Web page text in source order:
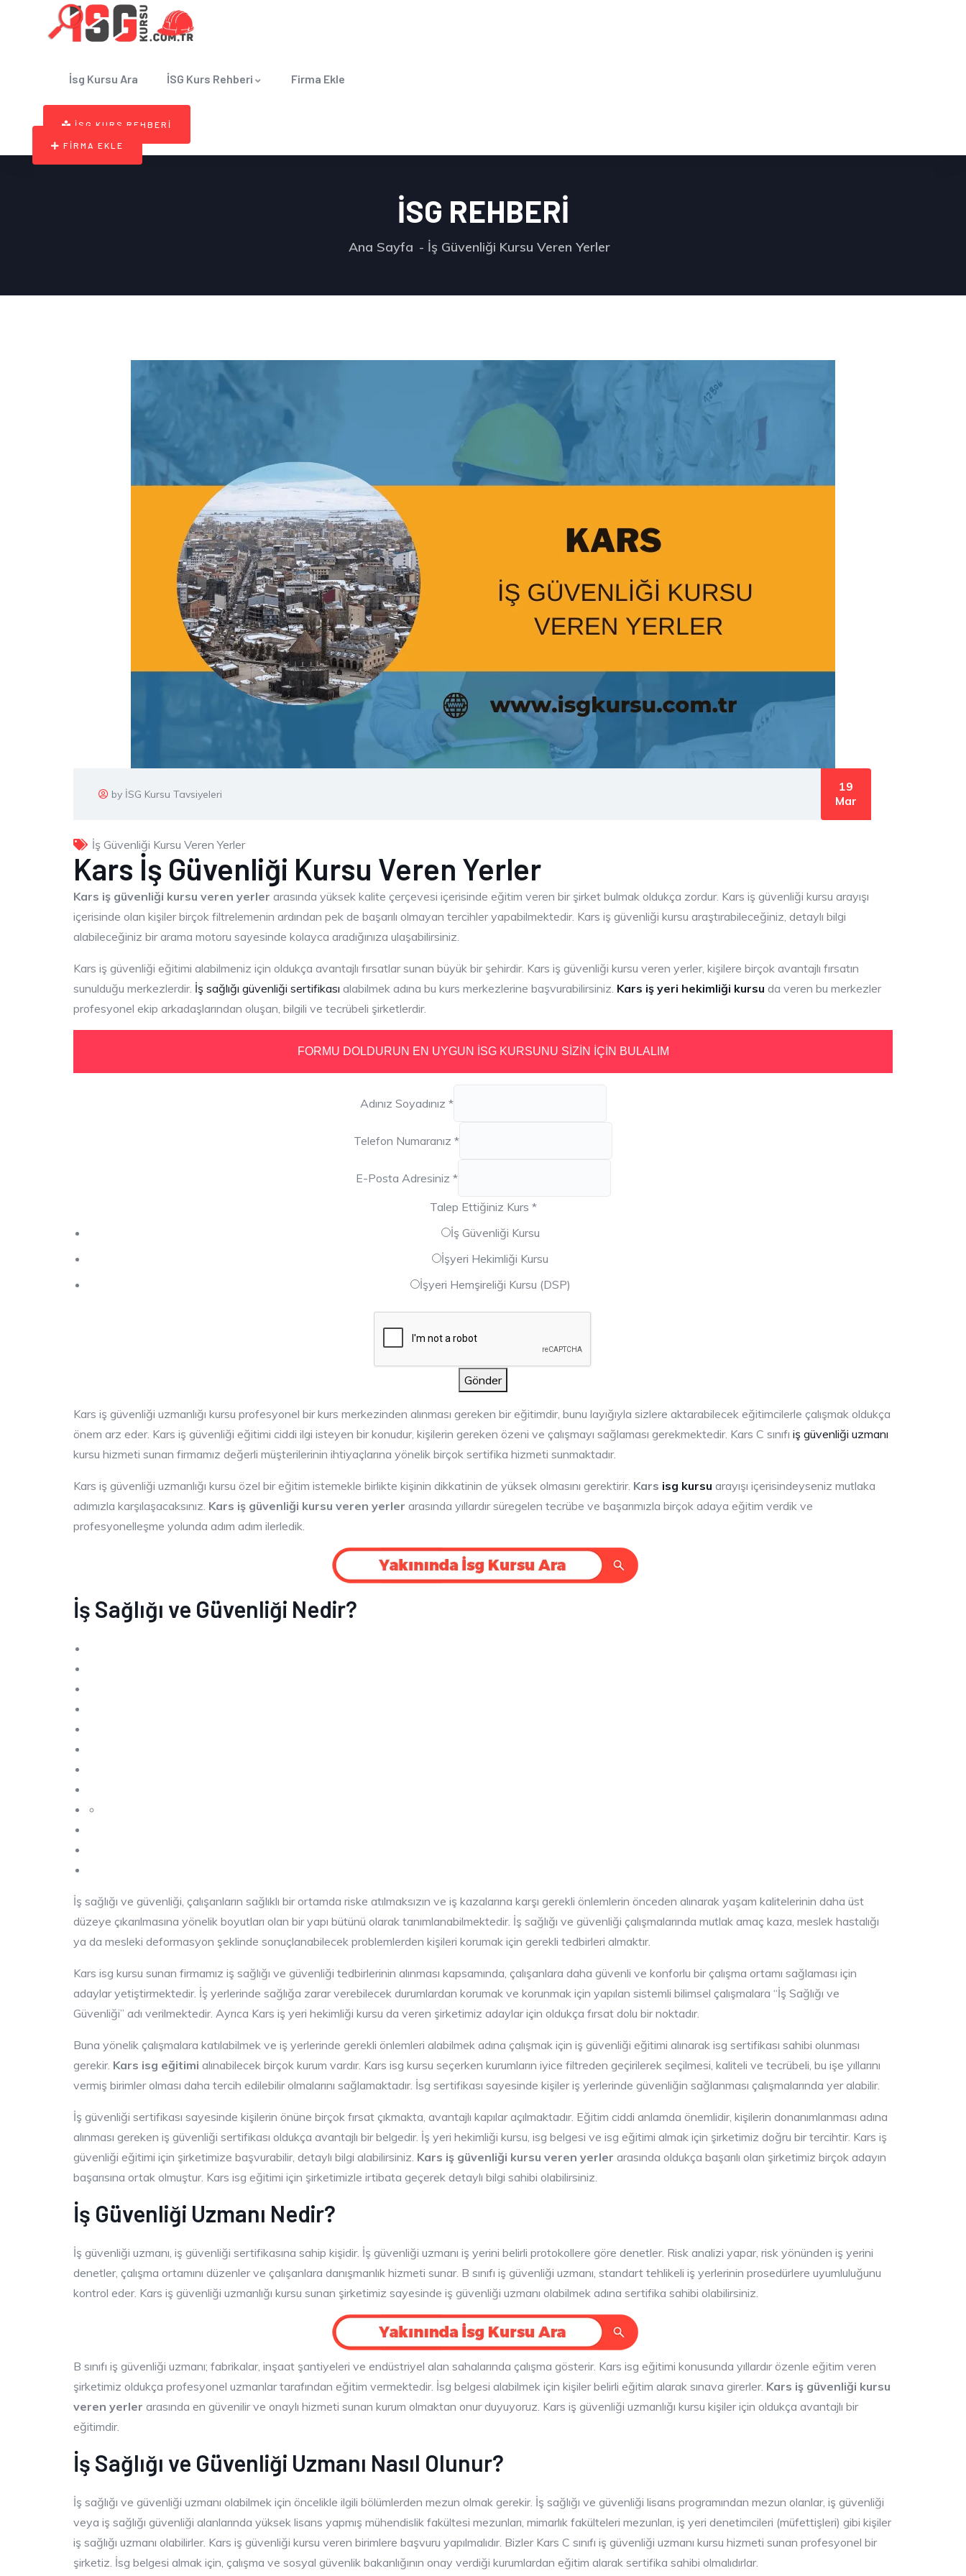
İsg Kursu Ara İSG Kurs Rehberi Firma Ekle
İSG KURS REHBERİ
FİRMA EKLE
İSG REHBERİ
Ana Sayfa İş Güvenliği Kursu Veren Yerler
by İSG Kursu Tavsiyeleri
19
Mar
İş Güvenliği Kursu Veren Yerler
Kars İş Güvenliği Kursu Veren Yerler
Kars iş güvenliği kursu veren yerler arasında yüksek kalite çerçevesi içerisinde eğitim veren bir şirket bulmak oldukça zordur. Kars iş güvenliği kursu arayışı
içerisinde olan kişiler birçok filtrelemenin ardından pek de başarılı olmayan tercihler yapabilmektedir. Kars iş güvenliği kursu araştırabileceğiniz, detaylı bilgi
alabileceğiniz bir arama motoru sayesinde kolayca aradığınıza ulaşabilirsiniz.
Kars iş güvenliği eğitimi alabilmeniz için oldukça avantajlı fırsatlar sunan büyük bir şehirdir. Kars iş güvenliği kursu veren yerler, kişilere birçok avantajlı fırsatın
sunulduğu merkezlerdir. İş sağlığı güvenliği sertifikası alabilmek adına bu kurs merkezlerine başvurabilirsiniz. Kars iş yeri hekimliği kursu da veren bu merkezler
profesyonel ekip arkadaşlarından oluşan, bilgili ve tecrübeli şirketlerdir.
FORMU DOLDURUN EN UYGUN İSG KURSUNU SİZİN İÇİN BULALIM
Adınız Soyadınız *
Telefon Numaranız *
E-Posta Adresiniz *
Talep Ettiğiniz Kurs *
İş Güvenliği Kursu
İşyeri Hekimliği Kursu
İşyeri Hemşireliği Kursu (DSP)
Gönder
Kars iş güvenliği uzmanlığı kursu profesyonel bir kurs merkezinden alınması gereken bir eğitimdir, bunu layığıyla sizlere aktarabilecek eğitimcilerle çalışmak oldukça
önem arz eder. Kars iş güvenliği eğitimi ciddi ilgi isteyen bir konudur, kişilerin gereken özeni ve çalışmayı sağlaması gerekmektedir. Kars C sınıfı iş güvenliği uzmanı
kursu hizmeti sunan firmamız değerli müşterilerinin ihtiyaçlarına yönelik birçok sertifika hizmeti sunmaktadır.
Kars iş güvenliği uzmanlığı kursu özel bir eğitim istemekle birlikte kişinin dikkatinin de yüksek olmasını gerektirir. Kars isg kursu arayışı içerisindeyseniz mutlaka
adımızla karşılaşacaksınız. Kars iş güvenliği kursu veren yerler arasında yıllardır süregelen tecrübe ve başarımızla birçok adaya eğitim verdik ve
profesyonelleşme yolunda adım adım ilerledik.
İş Sağlığı ve Güvenliği Nedir?
İş sağlığı ve güvenliği, çalışanların sağlıklı bir ortamda riske atılmaksızın ve iş kazalarına karşı gerekli önlemlerin önceden alınarak yaşam kalitelerinin daha üst
düzeye çıkarılmasına yönelik boyutları olan bir yapı bütünü olarak tanımlanabilmektedir. İş sağlığı ve güvenliği çalışmalarında mutlak amaç kaza, meslek hastalığı
ya da mesleki deformasyon şeklinde sonuçlanabilecek problemlerden kişileri korumak için gerekli tedbirleri almaktır.
Kars isg kursu sunan firmamız iş sağlığı ve güvenliği tedbirlerinin alınması kapsamında, çalışanlara daha güvenli ve konforlu bir çalışma ortamı sağlaması için
adaylar yetiştirmektedir. İş yerlerinde sağlığa zarar verebilecek durumlardan korumak ve korunmak için yapılan sistemli bilimsel çalışmalara “İş Sağlığı ve
Güvenliği” adı verilmektedir. Ayrıca Kars iş yeri hekimliği kursu da veren şirketimiz adaylar için oldukça fırsat dolu bir noktadır.
Buna yönelik çalışmalara katılabilmek ve iş yerlerinde gerekli önlemleri alabilmek adına çalışmak için iş güvenliği eğitimi alınarak isg sertifikası sahibi olunması
gerekir. Kars isg eğitimi alınabilecek birçok kurum vardır. Kars isg kursu seçerken kurumların iyice filtreden geçirilerek seçilmesi, kaliteli ve tecrübeli, bu işe yıllarını
vermiş birimler olması daha tercih edilebilir olmalarını sağlamaktadır. İsg sertifikası sayesinde kişiler iş yerlerinde güvenliğin sağlanması çalışmalarında yer alabilir.
İş güvenliği sertifikası sayesinde kişilerin önüne birçok fırsat çıkmakta, avantajlı kapılar açılmaktadır. Eğitim ciddi anlamda önemlidir, kişilerin donanımlanması adına
alınması gereken iş güvenliği sertifikası oldukça avantajlı bir belgedir. İş yeri hekimliği kursu, isg belgesi ve isg eğitimi almak için şirketimiz doğru bir tercihtir. Kars iş
güvenliği eğitimi için şirketimize başvurabilir, detaylı bilgi alabilirsiniz. Kars iş güvenliği kursu veren yerler arasında oldukça başarılı olan şirketimiz birçok adayın
başarısına ortak olmuştur. Kars isg eğitimi için şirketimizle irtibata geçerek detaylı bilgi sahibi olabilirsiniz.
İş Güvenliği Uzmanı Nedir?
İş güvenliği uzmanı, iş güvenliği sertifikasına sahip kişidir. İş güvenliği uzmanı iş yerini belirli protokollere göre denetler. Risk analizi yapar, risk yönünden iş yerini
denetler, çalışma ortamını düzenler ve çalışanlara danışmanlık hizmeti sunar. B sınıfı iş güvenliği uzmanı, standart tehlikeli iş yerlerinin prosedürlere uyumluluğunu
kontrol eder. Kars iş güvenliği uzmanlığı kursu sunan şirketimiz sayesinde iş güvenliği uzmanı olabilmek adına sertifika sahibi olabilirsiniz.
B sınıfı iş güvenliği uzmanı; fabrikalar, inşaat şantiyeleri ve endüstriyel alan sahalarında çalışma gösterir. Kars isg eğitimi konusunda yıllardır özenle eğitim veren
şirketimiz oldukça profesyonel uzmanlar tarafından eğitim vermektedir. İsg belgesi alabilmek için kişiler belirli eğitim alarak sınava girerler. Kars iş güvenliği kursu
veren yerler arasında en güvenilir ve onaylı hizmeti sunan kurum olmaktan onur duyuyoruz. Kars iş güvenliği uzmanlığı kursu kişiler için oldukça avantajlı bir
eğitimdir.
İş Sağlığı ve Güvenliği Uzmanı Nasıl Olunur?
İş sağlığı ve güvenliği uzmanı olabilmek için öncelikle ilgili bölümlerden mezun olmak gerekir. İş sağlığı ve güvenliği lisans programından mezun olanlar, iş güvenliği
veya iş sağlığı güvenliği alanlarında yüksek lisans yapmış mühendislik fakültesi mezunları, mimarlık fakülteleri mezunları, iş yeri denetimcileri (müfettişleri) gibi kişiler
iş sağlığı uzmanı olabilirler. Kars iş güvenliği kursu veren birimlere başvuru yapılmalıdır. Bizler Kars C sınıfı iş güvenliği uzmanı kursu hizmeti sunan profesyonel bir
şirketiz. İsg belgesi almak için, çalışma ve sosyal güvenlik bakanlığının onay verdiği kurumlardan eğitim alarak sertifika sahibi olmalıdırlar.